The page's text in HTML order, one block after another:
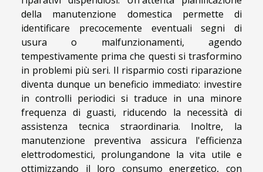
della manutenzione domestica permette di
identificare precocemente eventuali segni di
usura o malfunzionamenti, agendo
tempestivamente prima che questi si trasformino
in problemi più seri. Il risparmio costi riparazione
diventa dunque un beneficio immediato: investire
in controlli periodici si traduce in una minore
frequenza di guasti, riducendo la necessità di
assistenza tecnica straordinaria. Inoltre, la
manutenzione preventiva assicura l'efficienza
elettrodomestici, prolungandone la vita utile e
ottimizzando il loro consumo energetico, con